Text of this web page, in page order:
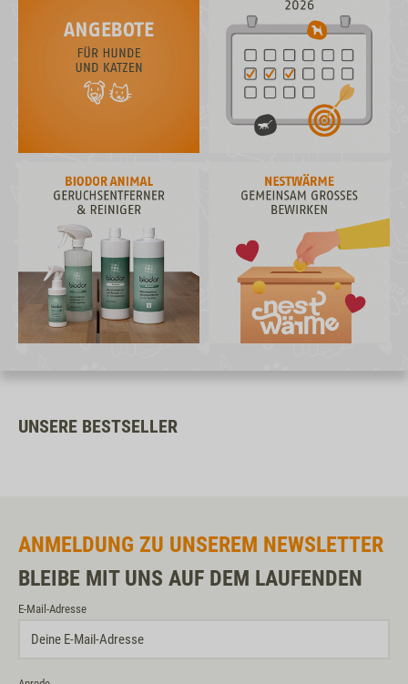
UNSERE BESTSELLER
ANMELDUNG ZU UNSEREM NEWSLETTER
BLEIBE MIT UNS AUF DEM LAUFENDEN
E-Mail-Adresse